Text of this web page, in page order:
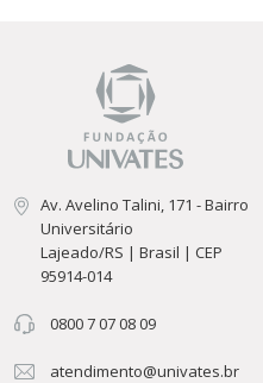
Av. Avelino Talini, 171 - Bairro
Universitário
Lajeado/RS | Brasil | CEP
95914-014
0800 7 07 08 09
atendimento@univates.br